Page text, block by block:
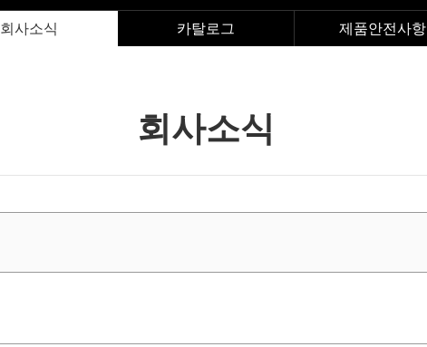
회사소식 카탈로그 제품안전사항
회사소식